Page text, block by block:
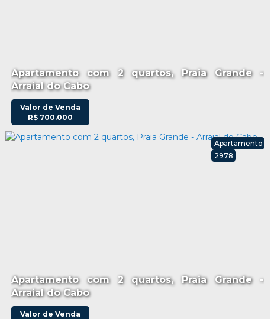
Apartamento com 2 quartos, Praia Grande -
Arraial do Cabo
R$ 700.000
Valor de Venda
Apartamento com 2 quartos, Praia Grande -
Arraial do Cabo
2978
Apartamento
Valor de Venda